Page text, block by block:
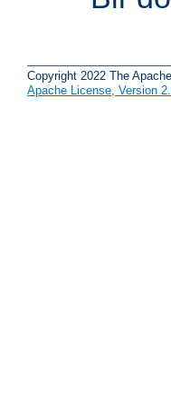
Copyright 2022 The
Apache License, Version